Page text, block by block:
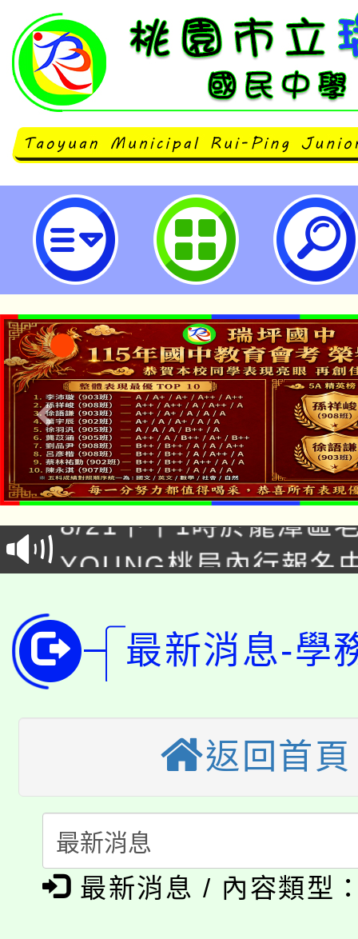
為道路交通安全及秩序，降低交通
警察局製作「交通安全宣導影片」
坪國民中學
「本色祭」8/29、30在
場熱烈登場!
8/21下午1時於龍潭區
徵才活動。
YOUNG桃局內行報名
開!
115年桃園市運動會8/
田徑場及游泳池舉行。
桃園市低收入戶享有免
視費優惠，中低收入戶
半價優惠，詳情可洽有
者。
大園自造教育及科技中
份教師增能研習
大溪自造教育及科技
份教師研習
淨零綠生活教案入校路
會
115年食農教育專業人
程
「本色祭」8/29、30在
最新消息-學
返回首頁
最新消息 / 內容類型